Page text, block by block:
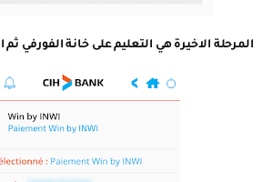
المرحلة الاخيرة هي التعليم على خانة الفورفي